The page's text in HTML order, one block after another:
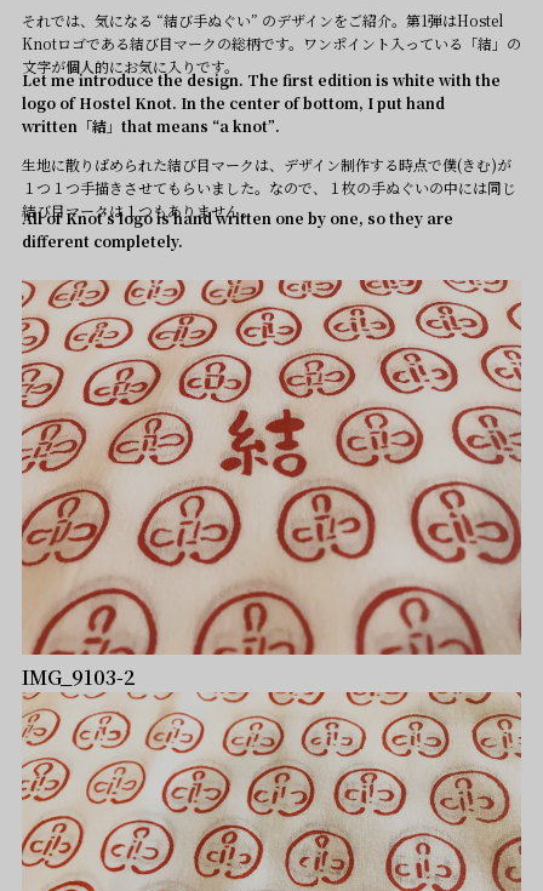
それでは、気になる “結び手ぬぐい” のデザインをご紹介。第1弾はHostel
Knotロゴである結び目マークの総柄です。ワンポイント入っている「結」の
文字が個人的にお気に入りです。
Let me introduce the design. The first edition is white with the
logo of Hostel Knot. In the center of bottom, I put hand
written「結」that means “a knot”.
生地に散りばめられた結び目マークは、デザイン制作する時点で僕(きむ)が
１つ１つ手描きさせてもらいました。なので、１枚の手ぬぐいの中には同じ
結び目マークは１つもありません。
All of Knot’s logo is hand written one by one, so they are
different completely.
IMG_9103-2